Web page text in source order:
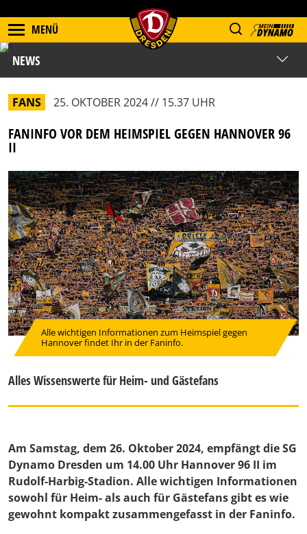
MENÜ
NEWS
FANS 25. OKTOBER 2024 // 15.37 UHR
FANINFO VOR DEM HEIMSPIEL GEGEN HANNOVER 96
II
Alle wichtigen Informationen zum Heimspiel gegen
Hannover findet Ihr in der Faninfo.
Alles Wissenswerte für Heim- und Gästefans
Am Samstag, dem 26. Oktober 2024, empfängt die SG
Dynamo Dresden um 14.00 Uhr Hannover 96 II im
Rudolf-Harbig-Stadion. Alle wichtigen Informationen
sowohl für Heim- als auch für Gästefans gibt es wie
gewohnt kompakt zusammengefasst in der Faninfo.